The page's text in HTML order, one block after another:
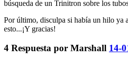
búsqueda de un Trinitron sobre los
Por último, disculpa si había un hilo ya
esto...¡Y gracias!
4 Respuesta por Marshall 14-